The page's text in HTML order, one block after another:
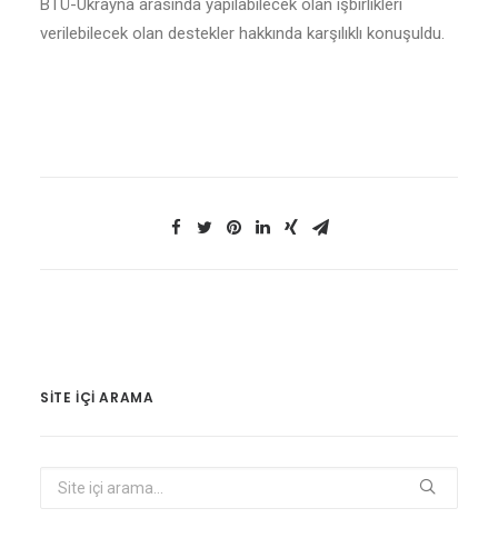
Site içi arama
BTÜ-Ukrayna arasında yapılabilecek olan işbirlikleri
verilebilecek olan destekler hakkında karşılıklı konuşuldu.
SITE IÇI ARAMA